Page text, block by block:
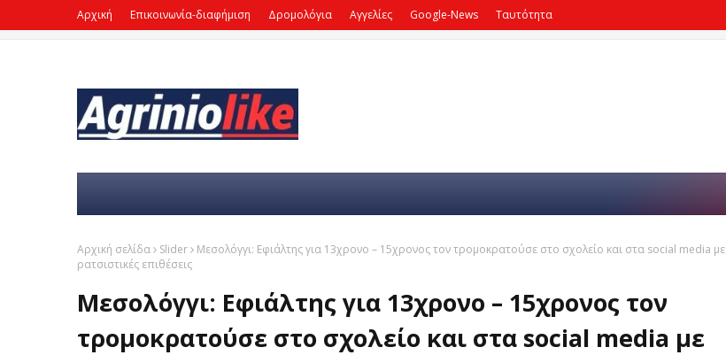
Αρχική Επικοινωνία-διαφήμιση Δρομολόγια Αγγελίες Google-News Ταυτότητα
Αρχική σελίδα Slider
Μεσολόγγι: Εφιάλτης για 13χρονο – 15χρονος τον τρομοκρατούσε στο σχολείο και στα social media με
ρατσιστικές επιθέσεις
Μεσολόγγι: Εφιάλτης για 13χρονο – 15χρονος τον
τρομοκρατούσε στο σχολείο και στα social media με